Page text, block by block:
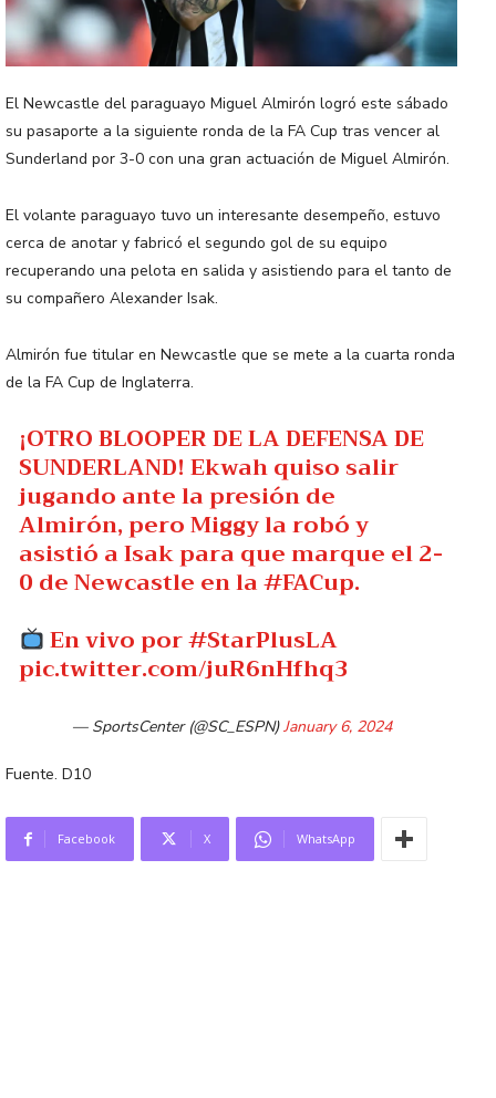
El Newcastle del paraguayo Miguel Almirón logró este sábado
su pasaporte a la siguiente ronda de la FA Cup tras vencer al
Sunderland por 3-0 con una gran actuación de Miguel Almirón.
El volante paraguayo tuvo un interesante desempeño, estuvo
cerca de anotar y fabricó el segundo gol de su equipo
recuperando una pelota en salida y asistiendo para el tanto de
su compañero Alexander Isak.
Almirón fue titular en Newcastle que se mete a la cuarta ronda
de la FA Cup de Inglaterra.
¡OTRO BLOOPER DE LA DEFENSA DE
SUNDERLAND! Ekwah quiso salir
jugando ante la presión de
Almirón, pero Miggy la robó y
asistió a Isak para que marque el 2-
0 de Newcastle en la#FACup.
En vivo por#StarPlusLA
pic.twitter.com/juR6nHfhq3
— SportsCenter (@SC_ESPN)January 6, 2024
Fuente. D10
Facebook X WhatsApp